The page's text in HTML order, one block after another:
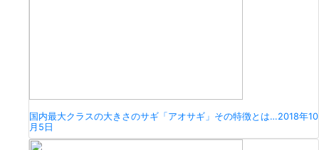
国内最大クラスの大きさのサギ「アオサギ」その特徴とは…2018年10
月5日